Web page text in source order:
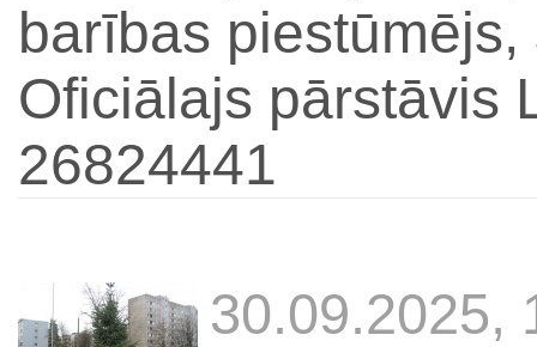
barības
Oficiālajs pārstāvis
26824441
30.09.2025,